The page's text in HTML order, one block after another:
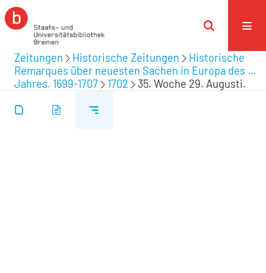
Zeitungen Historische Zeitungen
Historische
Remarques über neuesten Sachen in Europa des ...
Jahres. 1699-1707
1702 35. Woche 29. Augusti.